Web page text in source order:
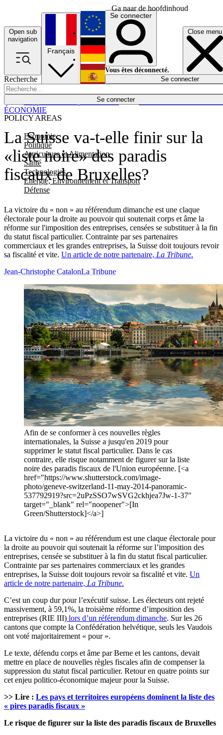
Ga naar de hoofdinhoud
Open sub
navigation
Close menu
Recherche
Se connecter
POLICY AREAS
Economie
Politique
Agriculture et Alimentation
Santé
Technologies
Energie, Environnement et Transport
Défense
Économie
Français
English
Deutsch
Español
Se connecter
Vous êtes déconnecté.
Se connecter
La Suisse va-t-elle finir sur la
«liste noire» des paradis
fiscaux de Bruxelles?
La victoire du « non » au référendum dimanche est une claque
électorale pour la droite au pouvoir qui soutenait corps et âme la
réforme sur l'imposition des entreprises, censées se substituer à la fin
du statut fiscal particulier. Contrainte par ses partenaires
commerciaux et les grandes entreprises, la Suisse doit toujours revoir
sa fiscalité et vite. Un article de notre partenaire, La Tribune.
ÉCONOMIE
Jean-Christophe CatalonLa Tribune
Afin de se conformer à ces nouvelles règles
internationales, la Suisse a jusqu'en 2019 pour
supprimer le statut fiscal particulier. Dans le cas
contraire, elle risque notamment de figurer sur la liste
noire des paradis fiscaux de l'Union européenne. [<a
href="https://www.shutterstock.com/image-
photo/geneve-switzerland-11-may-2014-panoramic-
537792919?src=2uPzSSO7wSVG2ckhjea7Jw-1-37"
target="_blank" rel="noopener">[In
Green/Shutterstock]</a>]
La victoire du « non » au référendum est une claque électorale pour
la droite au pouvoir qui soutenait la réforme sur l’imposition des
entreprises, censée se substituer à la fin du statut fiscal particulier.
Contrainte par ses partenaires commerciaux et les grandes
entreprises, la Suisse doit toujours revoir sa fiscalité et vite. Un
article de notre partenaire, La Tribune.
C’est un coup dur pour l’exécutif suisse. Les électeurs ont rejeté
massivement, à 59,1%, la troisième réforme d’imposition des
entreprises (RIE III) lors d’un référendum dimanche. Sur les 26
cantons que compte la Confédération helvétique, seuls les Vaudois
ont voté majoritairement « pour ».
Le texte, défendu corps et âme par Berne et les cantons, devait
mettre en place de nouvelles règles fiscales afin de compenser la
suppression du statut fiscal particulier. Retour en quatre points sur
cet enjeu politico-économique majeur pour la Suisse.
>> Lire : Les pays et territoires européens dominent la liste des
« pires paradis fiscaux »
Le risque de figurer sur la liste des paradis fiscaux de Bruxelles